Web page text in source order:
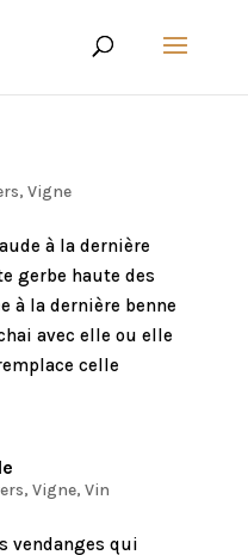
, Vigne
à la dernière
gerbe haute des
à la dernière benne
avec elle ou elle
celle
, Vigne, Vin
vendanges qui